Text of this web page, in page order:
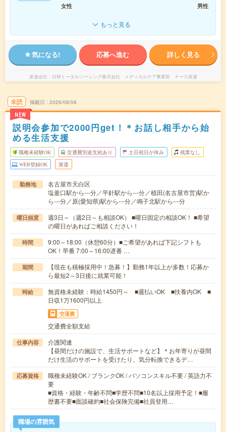
女性
男性
もっと見る
気になる! 応募へ進む 詳しく見る
派遣会社 日研トータルソーシング株式会社 メディカルケア事業部 ナース派遣
未読
NEW
掲載日 2026/08/08
説明会参加で2000円get！＊お話し相手から始
める生活支援
職種未経験OK 交通費別途支給あり 土日祝日が休み 残業なし
WEB登録OK 派遣
勤務地
名古屋市天白区
塩釜口駅から---分／平針駅から---分／植田(名古屋市営)駅か
ら---分／原(愛知県)駅から---分／鳴子北駅から---分
曜日頻度
週3日～（週2日～も相談OK） ■曜日固定の相談OK！ ■希望
の曜日があればご相談ください！
時間
9:00～18:00（休憩60分）■ご希望があれば下記シフトも
OK！早番 7:00～16:00遅番 …
期間
【現在も積極採用中！急募！】勤務1年以上が多数！応募か
ら最短2～3日後に就業可能！
時給
無資格未経験：時給1450円～ ■週払いOK ■扶養内OK ■
日収1万1600円以上
交通費
交通費全額支給
仕事内容
介護関連
【昼間だけの施設で、生活サポートなど】＊お年寄りが昼間
だけ生活のサポートを受けたり、気分転換できるデ…
応募資格
職種未経験OK / ブランクOK / パソコンスキル不要 / 英語力不
要
■資格・経験・年齢不問■学歴不問■10名以上採用予定！■履
歴書不要■面談確約■社会保険完備■社員登用…
職場の雰囲気